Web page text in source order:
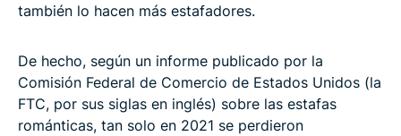
también lo hacen más estafadores.
De hecho, según un informe publicado por la
Comisión Federal de Comercio de Estados Unidos (la
FTC, por sus siglas en inglés) sobre las estafas
románticas, tan solo en 2021 se perdieron